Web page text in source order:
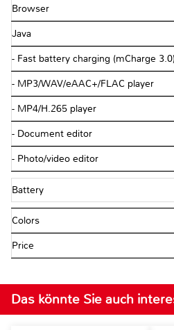
Browser
Java
- Fast battery charging (mCharge 3.0)
- MP3/WAV/eAAC+/FLAC player
- MP4/H.265 player
- Document editor
- Photo/video editor
Battery
Colors
Price
Das könnte Sie auch